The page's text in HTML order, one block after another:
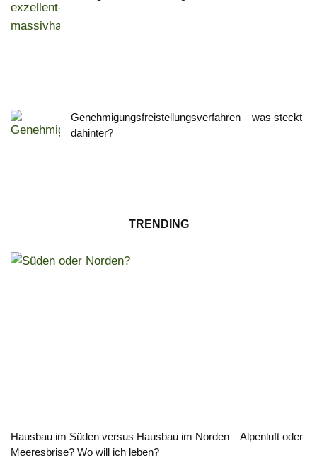
Genehmigungsfreistellungsverfahren – was steckt
dahinter?
TRENDING
Hausbau im Süden versus Hausbau im Norden – Alpenluft oder
Meeresbrise? Wo will ich leben?